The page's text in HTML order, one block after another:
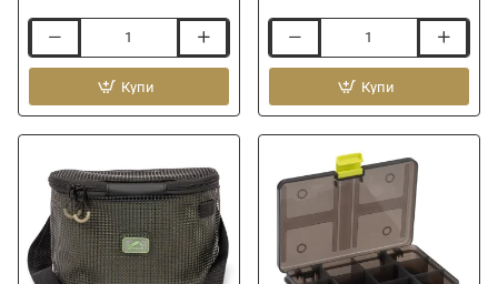
врътка
PRESTON
Inception
Seatbox
Купи
Слайдер
ANGLERS
Infinite
Waggler
Купи